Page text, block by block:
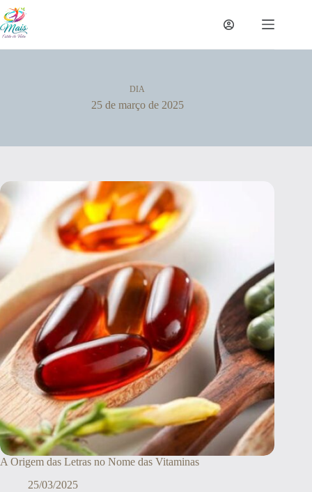
DIA
25 de março de 2025
A Origem das Letras no Nome das Vitaminas
25/03/2025